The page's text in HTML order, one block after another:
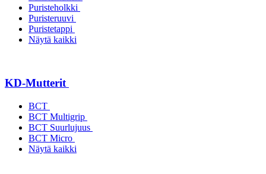
Puristeholkki
Puristeruuvi
Puristetappi
Näytä kaikki
KD-Mutterit
BCT
BCT Multigrip
BCT Suurlujuus
BCT Micro
Näytä kaikki